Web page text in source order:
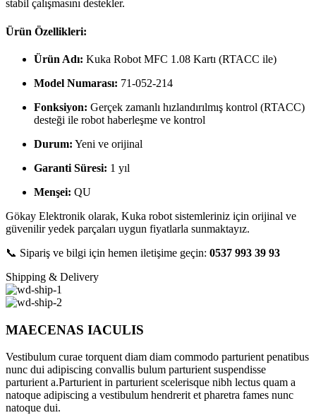
stabil çalışmasını destekler.
Ürün Özellikleri:
Ürün Adı: Kuka Robot MFC 1.08 Kartı (RTACC ile)
Model Numarası: 71-052-214
Fonksiyon: Gerçek zamanlı hızlandırılmış kontrol (RTACC)
desteği ile robot haberleşme ve kontrol
Durum: Yeni ve orijinal
Garanti Süresi: 1 yıl
Menşei: QU
Gökay Elektronik olarak, Kuka robot sistemleriniz için orijinal ve
güvenilir yedek parçaları uygun fiyatlarla sunmaktayız.
📞 Sipariş ve bilgi için hemen iletişime geçin: 0537 993 39 93
Shipping & Delivery
MAECENAS IACULIS
Vestibulum curae torquent diam diam commodo parturient penatibus
nunc dui adipiscing convallis bulum parturient suspendisse
parturient a.Parturient in parturient scelerisque nibh lectus quam a
natoque adipiscing a vestibulum hendrerit et pharetra fames nunc
natoque dui.